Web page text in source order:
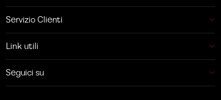
Servizio Clienti
Link utili
Seguici su